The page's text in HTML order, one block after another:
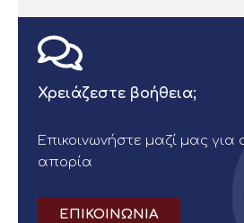
Χρειάζεστε βοήθεια;
Επικοινωνήστε μαζί μας
απορία
ΕΠΙΚΟΙΝΩΝΙΑ